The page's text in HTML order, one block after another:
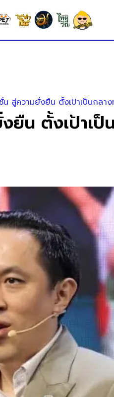
น สู่ความยั่งยืน ตั้งเป้าเป็นกล
ยืน ตั้งเป้าเ